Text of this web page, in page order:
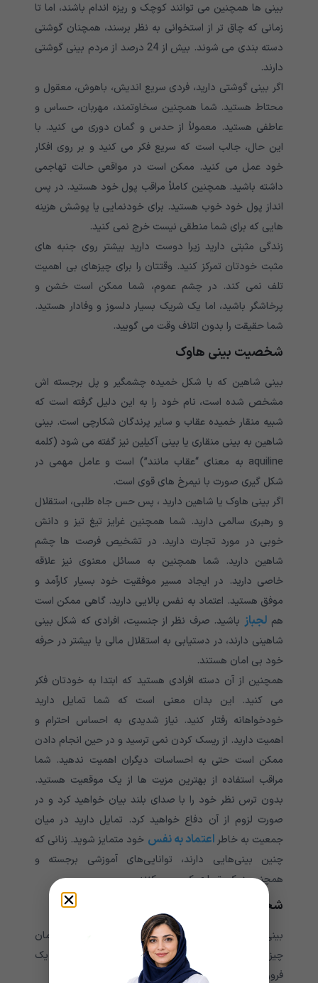
بینی ها همچنین می توانند کوچک و ریزه اندام باشند، اما تا
زمانی که چاق تر از استخوانی به نظر برسند، همچنان گوشتی
دسته بندی می شوند. بیش از 24 درصد از مردم بینی گوشتی
دارند.
اگر بینی گوشتی دارید، فردی سریع اندیش، باهوش، معقول و
محتاط هستید. شما همچنین سخاوتمند، مهربان، حساس و
عاطفی هستید. معمولاً از حدس و گمان دوری می کنید. با
این حال، جالب است که سریع فکر می کنید و بر روی افکار
خود عمل می کنید. ممکن است در مواقعی حالت تهاجمی
داشته باشید. همچنین کاملاً مراقب پول خود هستید. در پس
انداز پول خود خوب هستید. برای خودنمایی یا پوشش هزینه
هایی که برای شما منطقی نیست خرج نمی کنید.
زندگی مثبتی دارید زیرا دوست دارید بیشتر روی جنبه های
مثبت خودتان تمرکز کنید. وقتتان را برای چیزهای بی اهمیت
تلف نمی کند. در چشم عموم، شما ممکن است خشن و
پرخاشگر باشید، اما یک شریک بسیار دلسوز و وفادار هستید.
شما حقیقت را بدون اتلاف وقت می گویید.
شخصیت بینی هاوک
بینی شاهین که با شکل خمیده چشمگیر و پل برجسته اش
مشخص شده است، نام خود را به این دلیل گرفته است که
شبیه منقار خمیده عقاب و سایر پرندگان شکارچی است. بینی
شاهین به بینی منقاری یا بینی آکیلین نیز گفته می شود (کلمه
aquiline به معنای “عقاب مانند”) است و عامل مهمی در
شکل گیری صورت با نیمرخ های قوی است.
اگر بینی هاوک یا شاهین دارید ، پس حس جاه طلبی، استقلال
و رهبری سالمی دارید. شما همچنین غرایز تیغ تیز و دانش
خوبی در مورد تجارت دارید. در تشخیص فرصت ها چشم
شاهین دارید. شما همچنین به مسائل معنوی نیز علاقه
خاصی دارید. در ایجاد مسیر موفقیت خود بسیار کارآمد و
موفق هستید. اعتماد به نفس بالایی دارید. گاهی ممکن است
هم لجباز باشید. صرف نظر از جنسیت، افرادی که شکل بینی
شاهینی دارند، در دستیابی به استقلال مالی یا بیشتر در حرفه
خود بی امان هستند.
همچنین از آن دسته افرادی هستید که ابتدا به خودتان فکر
می کنید. این بدان معنی است که شما تمایل دارید
خودخواهانه رفتار کنید. نیاز شدیدی به احساس احترام و
اهمیت دارید. از ریسک کردن نمی ترسید و در حین انجام دادن
ممکن است حتی به احساسات دیگران اهمیت ندهید. شما
مراقب استفاده از بهترین مزیت ها از یک موقعیت هستید.
بدون ترس نظر خود را با صدای بلند بیان خواهید کرد و در
صورت لزوم از آن دفاع خواهید کرد. تمایل دارید در میان
جمعیت به خاطر اعتماد به نفس خود متمایز شوید. زنانی که
چنین بینی‌هایی دارند، توانایی‌های آموزشی برجسته و
همچنین زیرکی تجاری کسب می‌کنند.
شخصیت شکل بینی دکمه ای
بینی به سمت بالا، با نام مستعار بینی آسمانی، دقیقاً همان
چیزی است که شما انتظار دارید: یک بینی نسبتا کوچک با یک
فرورفتگی در وسط پل و یک لوبول یا نوک بیرون زده.